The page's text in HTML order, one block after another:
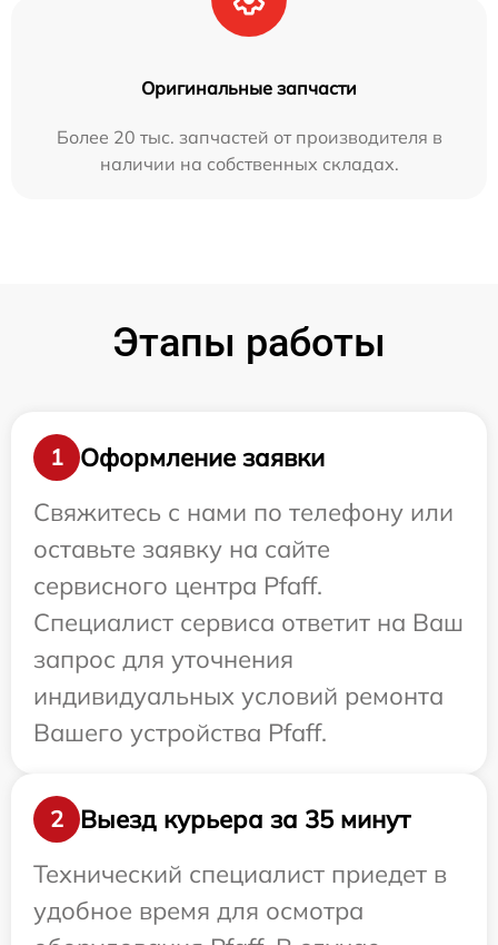
Оригинальные запчасти
Более 20 тыс. запчастей от производителя в
наличии на собственных складах.
Этапы работы
1
Оформление заявки
Свяжитесь с нами по телефону или
оставьте заявку на сайте
сервисного центра Pfaff.
Специалист сервиса ответит на Ваш
запрос для уточнения
индивидуальных условий ремонта
Вашего устройства Pfaff.
2
Выезд курьера за 35 минут
Технический специалист приедет в
удобное время для осмотра